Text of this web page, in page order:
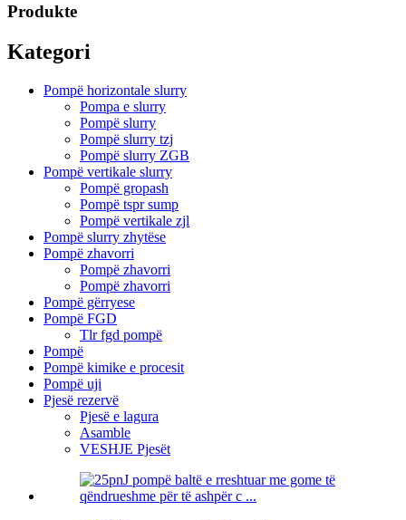
Produkte
Kategori
Pompë horizontale slurry
Pompa e slurry
Pompë slurry
Pompë slurry tzj
Pompë slurry ZGB
Pompë vertikale slurry
Pompë gropash
Pompë tspr sump
Pompë vertikale zjl
Pompë slurry zhytëse
Pompë zhavorri
Pompë zhavorri
Pompë zhavorri
Pompë gërryese
Pompë FGD
Tlr fgd pompë
Pompë
Pompë kimike e procesit
Pompë uji
Pjesë rezervë
Pjesë e lagura
Asamble
VESHJE Pjesët